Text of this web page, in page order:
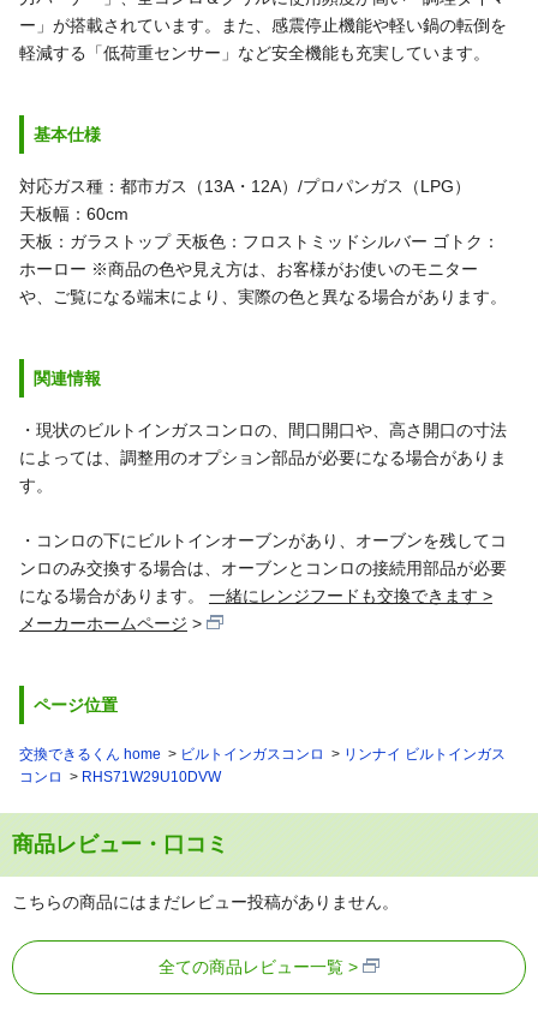
ー」が搭載されています。また、感震停止機能や軽い鍋の転倒を
軽減する「低荷重センサー」など安全機能も充実しています。
基本仕様
対応ガス種：都市ガス（13A・12A）/プロパンガス（LPG）
天板幅：60cm
天板：ガラストップ天板色：フロストミッドシルバー ゴトク：
ホーロー ※商品の色や見え方は、お客様がお使いのモニター
や、ご覧になる端末により、実際の色と異なる場合があります。
関連情報
・現状のビルトインガスコンロの、間口開口や、高さ開口の寸法
によっては、調整用のオプション部品が必要になる場合がありま
す。
・コンロの下にビルトインオーブンがあり、オーブンを残してコ
ンロのみ交換する場合は、オーブンとコンロの接続用部品が必要
になる場合があります。
一緒にレンジフードも交換できます >
メーカーホームページ
ページ位置
交換できるくん home ビルトインガスコンロ
リンナイ ビルトインガス
コンロ
RHS71W29U10DVW
商品レビュー・口コミ
こちらの商品にはまだレビュー投稿がありません。
全ての商品レビュー一覧